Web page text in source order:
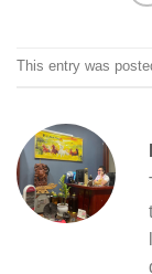
This entry was